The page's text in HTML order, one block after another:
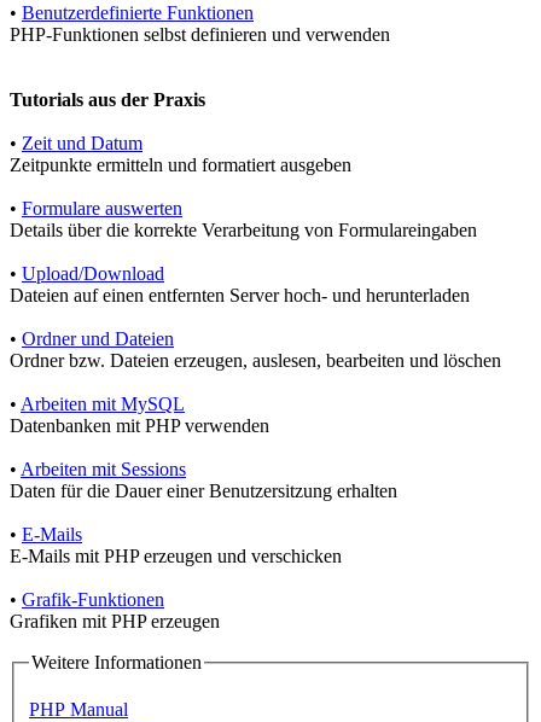
• Benutzerdefinierte Funktionen
PHP-Funktionen selbst definieren und verwenden
Tutorials aus der Praxis
• Zeit und Datum
Zeitpunkte ermitteln und formatiert ausgeben
• Formulare auswerten
Details über die korrekte Verarbeitung von Formulareingaben
• Upload/Download
Dateien auf einen entfernten Server hoch- und herunterladen
• Ordner und Dateien
Ordner bzw. Dateien erzeugen, auslesen, bearbeiten und löschen
• Arbeiten mit MySQL
Datenbanken mit PHP verwenden
• Arbeiten mit Sessions
Daten für die Dauer einer Benutzersitzung erhalten
• E-Mails
E-Mails mit PHP erzeugen und verschicken
• Grafik-Funktionen
Grafiken mit PHP erzeugen
Weitere Informationen
PHP Manual